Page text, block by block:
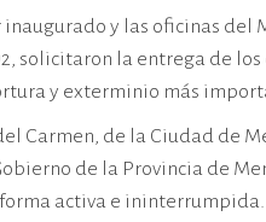
y las oficinas
solicitaron la entrega de
y exterminio más
Carmen, de la Ciudad de
de la Provincia de
activa e